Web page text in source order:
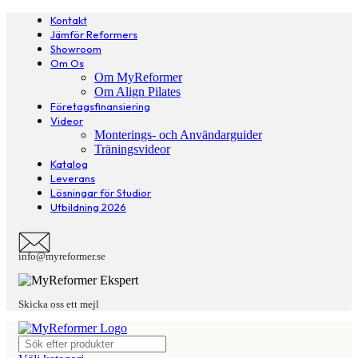
Kontakt
Jämför Reformers
Showroom
Om Os
Om MyReformer
Om Align Pilates
Företagsfinansiering
Videor
Monterings- och Användarguider
Träningsvideor
Katalog
Leverans
Lösningar för Studior
Utbildning 2026
info@myreformer.se
Skicka oss ett mejl